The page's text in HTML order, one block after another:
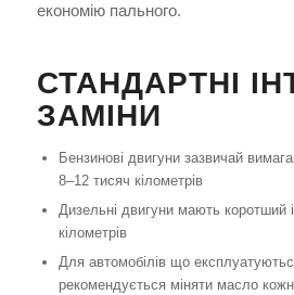
економію пального.
СТАНДАРТНІ
ЗАМІНИ
Бензинові двигуни зазвичай
8–12 тисяч кілометрів
Дизельні двигуни мають коротший
кілометрів
Для автомобілів що
рекомендується міняти масло